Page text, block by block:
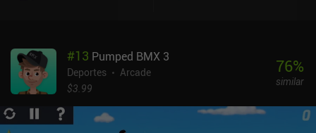
#13 Pumped BMX 3
Deportes
Arcade
$3.99
76%
similar